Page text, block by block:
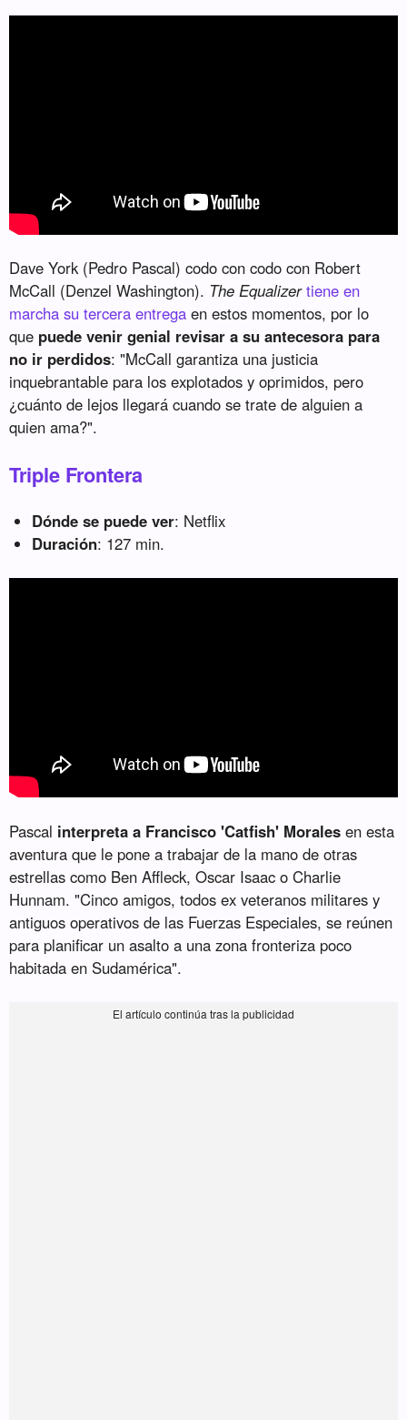
Dave York (Pedro Pascal) codo con codo con Robert
McCall (Denzel Washington). The Equalizer tiene en
marcha su tercera entrega en estos momentos, por lo
que puede venir genial revisar a su antecesora para
no ir perdidos: "McCall garantiza una justicia
inquebrantable para los explotados y oprimidos, pero
¿cuánto de lejos llegará cuando se trate de alguien a
quien ama?".
Triple Frontera
Dónde se puede ver: Netflix
Duración: 127 min.
Pascal interpreta a Francisco 'Catfish' Morales en esta
aventura que le pone a trabajar de la mano de otras
estrellas como Ben Affleck, Oscar Isaac o Charlie
Hunnam. "Cinco amigos, todos ex veteranos militares y
antiguos operativos de las Fuerzas Especiales, se reúnen
para planificar un asalto a una zona fronteriza poco
habitada en Sudamérica".